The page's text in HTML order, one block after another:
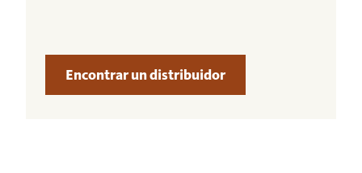
Encontrar un distribuidor